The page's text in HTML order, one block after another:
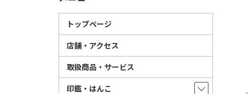
トップページ
店舗・アクセス
取扱商品・サービス
印鑑・はんこ